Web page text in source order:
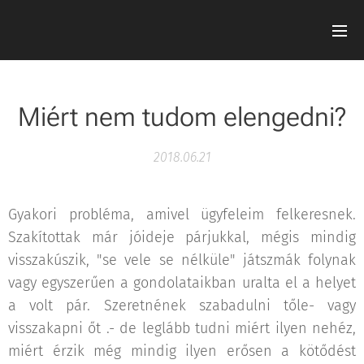
Miért nem tudom elengedni?
2018.06.21
Gyakori probléma, amivel ügyfeleim felkeresnek.
Szakítottak már jóideje párjukkal, mégis mindig
visszakúszik, "se vele se nélküle" játszmák folynak
vagy egyszerűen a gondolataikban uralta el a helyet
a volt pár. Szeretnének szabadulni tőle- vagy
visszakapni őt .- de leglább tudni miért ilyen nehéz,
miért érzik még mindig ilyen erősen a kötődést